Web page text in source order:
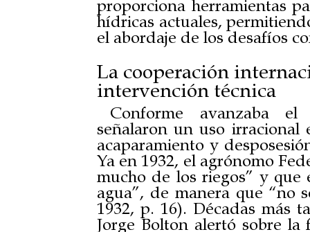
proporciona herramientas
hídricas actuales,
el abordaje de los desafíos
La cooperación
intervención técnica
Conforme avanzaba
señalaron un uso irracional
acaparamiento y
Ya en 1932, el agrónomo
mucho de los riegos” y
agua”, de manera que “no
1932, p. 16). Décadas más
Jorge Bolton alertó sobre